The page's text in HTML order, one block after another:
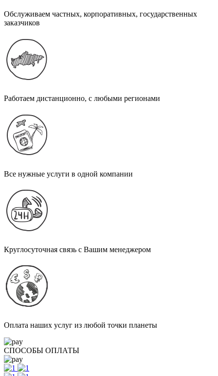
Обслуживаем частных, корпоративных, государственных
заказчиков
Работаем дистанционно, с любыми регионами
Все нужные услуги в одной компании
Круглосуточная связь с Вашим менеджером
Оплата наших услуг из любой точки планеты
СПОСОБЫ ОПЛАТЫ